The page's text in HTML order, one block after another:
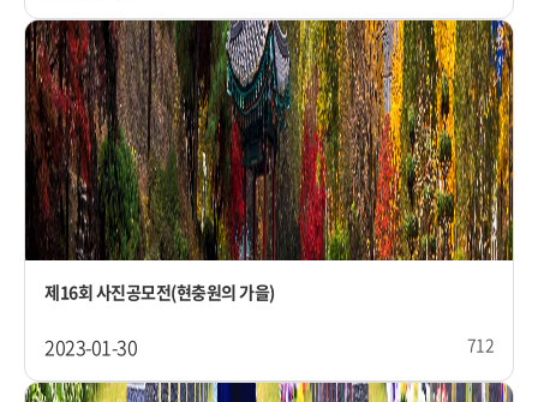
제16회 사진공모전(현충원의 가을)
2023-01-30 712